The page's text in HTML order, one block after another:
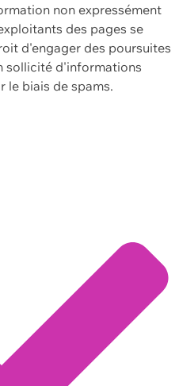
non expressément
des pages se
d'engager des poursuites
sollicité d'informations
le biais de spams.